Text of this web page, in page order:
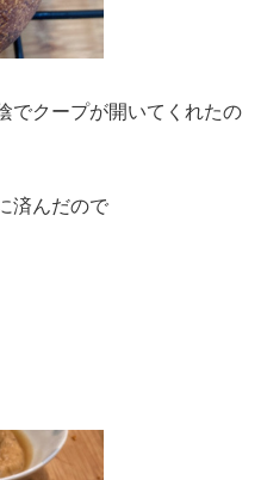
でクープが開いてくれたの
済んだので